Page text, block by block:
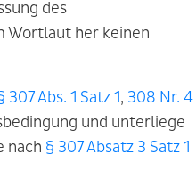
des
Wortlaut her keinen
307 Abs. 1 Satz 1, 308 Nr. 4
und unterliege
nach § 307 Absatz 3 Satz 1